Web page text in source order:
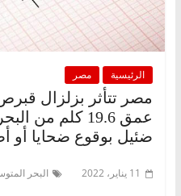
الرئيسية مصر
عمق 19.6 كلم
ضئيل بوقوع ضحايا أو
11 يناير، 2022 البحر